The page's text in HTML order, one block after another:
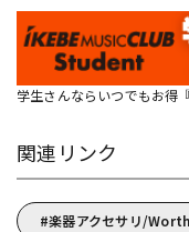
学生さんならいつでもお得
関連リンク
楽器アクセサリ/